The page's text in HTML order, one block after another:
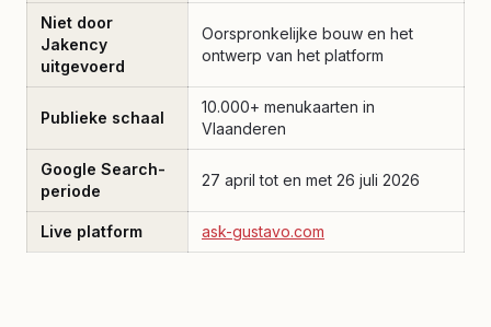
Niet door
Jakency
uitgevoerd
Oorspronkelijke bouw en het
ontwerp van het platform
Publieke schaal
10.000+ menukaarten in
Vlaanderen
Google Search-
periode
27 april tot en met 26 juli 2026
Live platform ask-gustavo.com